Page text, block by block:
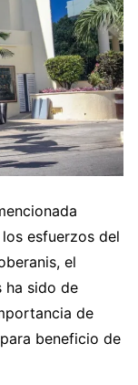
esfuerzos del
el
ha sido de
de
beneficio de